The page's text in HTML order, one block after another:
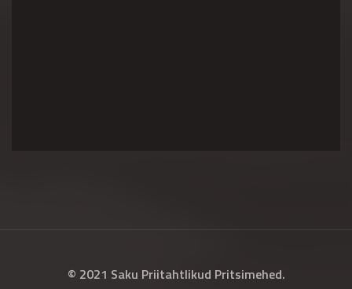
© 2021 Saku Priitahtlikud Pritsimehed.